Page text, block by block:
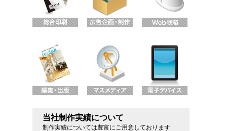
当社制作実績について
制作実績については豊富にご用意しております